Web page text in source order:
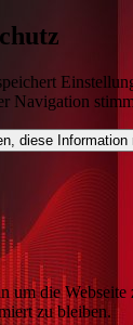
Navigation
diese Information
um die Webseite
zu bleiben.